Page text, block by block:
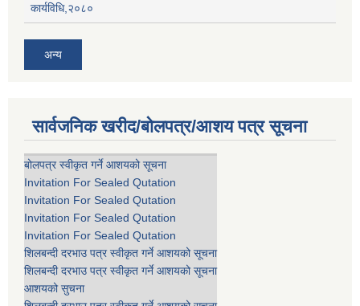
कार्यविधि,२०८०
अन्य
सार्वजनिक खरीद/बोलपत्र/आशय पत्र सूचना
बोलपत्र स्वीकृत गर्ने आशयको सूचना
Invitation For Sealed Qutation
Invitation For Sealed Qutation
Invitation For Sealed Qutation
Invitation For Sealed Qutation
शिलबन्दी दरभाउ पत्र स्वीकृत गर्ने आशयको सूचना
शिलबन्दी दरभाउ पत्र स्वीकृत गर्ने आशयको सूचना
आशयको सुचना